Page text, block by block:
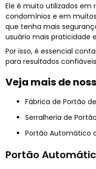
Ele é muito utilizados em
condomínios e em
que tenha mais
usuário mais praticidade
Por isso, é essencial
para resultados
Veja mais de
Fábrica de Portão
Serralheria de
Portão Automático
Portão